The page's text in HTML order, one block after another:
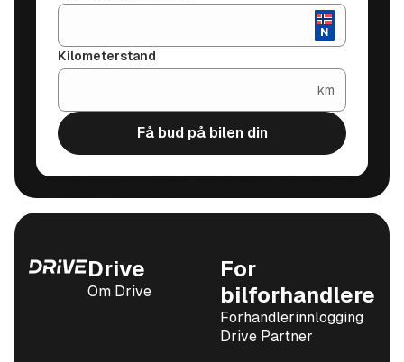
Kilometerstand
km
Få bud på bilen din
Drive
Om Drive
For
bilforhandlere
Forhandlerinnlogging
Drive Partner